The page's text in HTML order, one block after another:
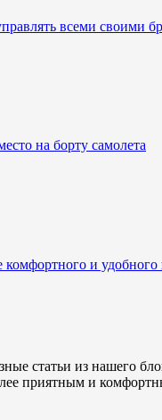
всеми своими
на борту самолета
и удобного
статьи из нашего
приятным и